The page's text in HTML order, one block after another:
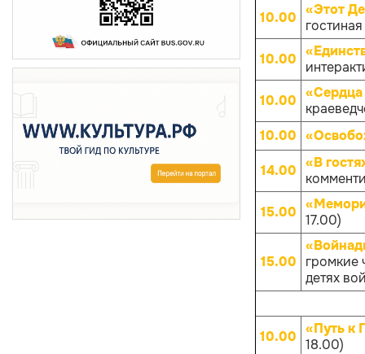
10.00 «Этот
гостиная
10.00
10.00 «Сердца
10.00
14.00 «В
15.00 17.00)
15.00
громкие
детях
10.00 «Путь к
18.00)